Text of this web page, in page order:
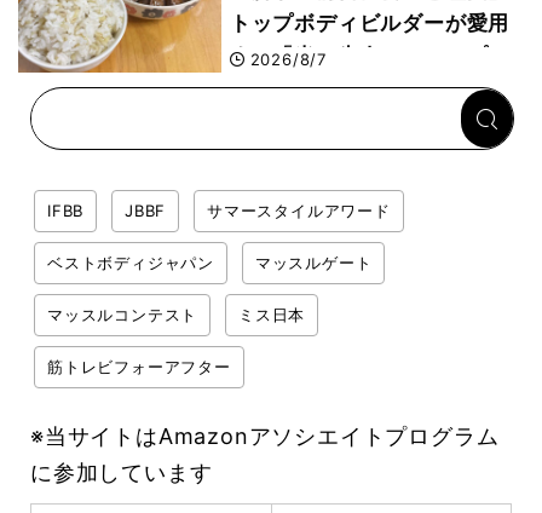
トップボディビルダーが愛用
する「米＋牛肉」のシンプル
回復メシとは？
2026/8/7
IFBB JBBF サマースタイルアワード
ベストボディジャパン マッスルゲート
マッスルコンテスト ミス日本
筋トレビフォーアフター
※当サイトはAmazonアソシエイトプログラム
に参加しています